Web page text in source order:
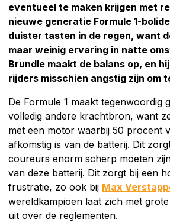
eventueel te maken krijgen met
nieuwe generatie Formule 1-
duister tasten in de regen, want
maar weinig ervaring in natte
Brundle maakt de balans op, en
rijders misschien angstig zijn om
De Formule 1 maakt tegenwoordig
volledig andere krachtbron, want
met een motor waarbij 50 procent
afkomstig is van de batterij. Dit
coureurs enorm scherp moeten
van deze batterij. Dit zorgt bij een
frustratie, zo ook bij Max
wereldkampioen laat zich met
uit over de reglementen.